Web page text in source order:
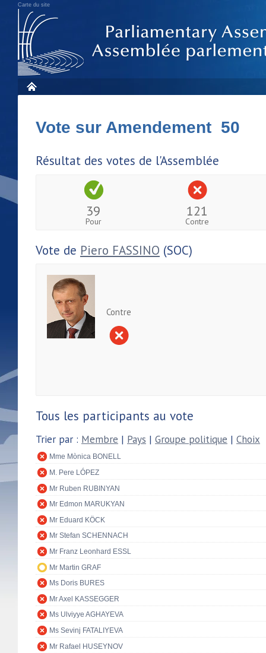
Carte du site
Vote sur Amendement 50
Résultat des votes de l'Assemblée
39
Pour
121
Contre
Vote de Piero FASSINO (SOC)
Contre
Tous les participants au vote
Trier par : Membre | Pays | Groupe politique | Choix
Mme Mònica BONELL
M. Pere LÓPEZ
Mr Ruben RUBINYAN
Mr Edmon MARUKYAN
Mr Eduard KÖCK
Mr Stefan SCHENNACH
Mr Franz Leonhard ESSL
Mr Martin GRAF
Ms Doris BURES
Mr Axel KASSEGGER
Ms Ulviyye AGHAYEVA
Ms Sevinj FATALIYEVA
Mr Rafael HUSEYNOV